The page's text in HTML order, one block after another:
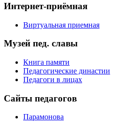
Интернет-приёмная
Виртуальная приемная
Музей пед. славы
Книга памяти
Педагогические династии
Педагоги в лицах
Сайты педагогов
Парамонова